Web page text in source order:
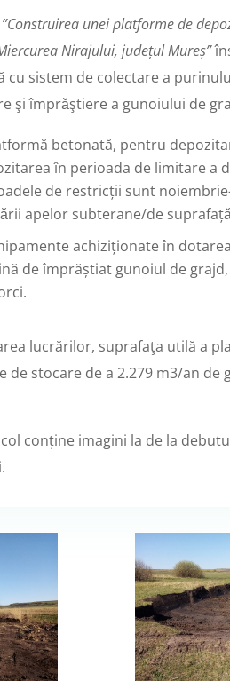
”Construirea unei platforme de
Nirajului, județul Mureș”
cu sistem de colectare a
şi împrǎştiere a gunoiului de
betonată, pentru
în perioada de limitare a
de restricții sunt
apelor subterane/de
achiziționate în
de împrăștiat gunoiul de
lucrărilor, suprafaţa utilă a
de stocare de a 2.279 m3/an
conține imagini la de la